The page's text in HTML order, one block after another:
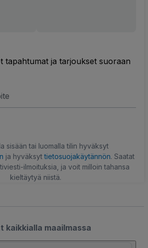
tapahtumat ja tarjoukset suoraan
sisään tai luomalla tilin hyväksyt
ja hyväksyttietosuojakäytännön. Saatat
ilmoituksia, ja voit milloin tahansa
kieltäytyä niistä.
kaikkialla maailmassa